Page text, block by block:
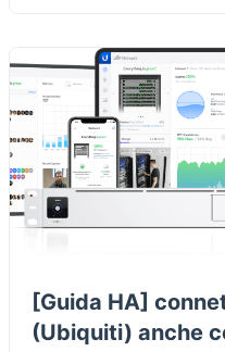
[Guida HA]
(Ubiquiti) anche